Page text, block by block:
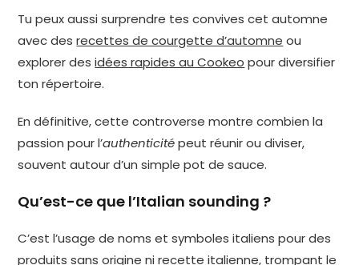
Tu peux aussi surprendre tes convives cet automne
avec desrecettes de courgette d’automne ou
explorer desidées rapides au Cookeo pour diversifier
ton répertoire.
En définitive, cette controverse montre combien la
passion pour l’authenticitépeut réunir ou diviser,
souvent autour d’un simple pot de sauce.
Qu’est-ce que l’Italian sounding ?
C’est l’usage de noms et symboles italiens pour des
produits sans origine ni recette italienne, trompant le